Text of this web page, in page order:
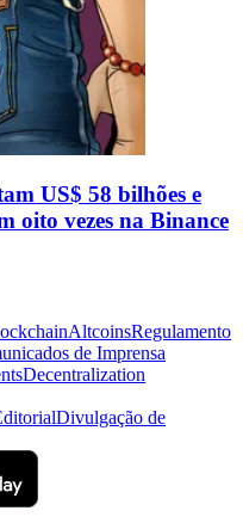
US$ 58 bilhões e
oito vezes na Binance
AltcoinsRegulamento
de Imprensa
Decentralization
Divulgação de